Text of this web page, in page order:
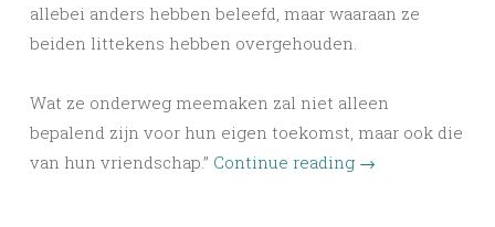
allebei anders hebben beleefd, maar waaraan ze
beiden littekens hebben overgehouden.
Wat ze onderweg meemaken zal niet alleen
bepalend zijn voor hun eigen toekomst, maar ook die
van hun vriendschap.” Continue reading →